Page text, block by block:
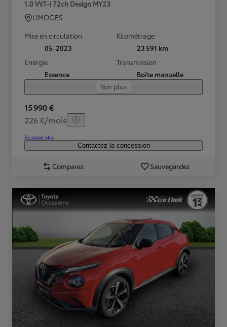
1.0 VVT-i 72ch Design MY23
LIMOGES
Mise en circulation
05-2023
Kilométrage
23 591 km
Energie
Essence
Transmission
Boîte manuelle
Voir plus
15 990 €
226 €/mois
En savoir plus
Contactez la concession
Comparez Sauvegardez